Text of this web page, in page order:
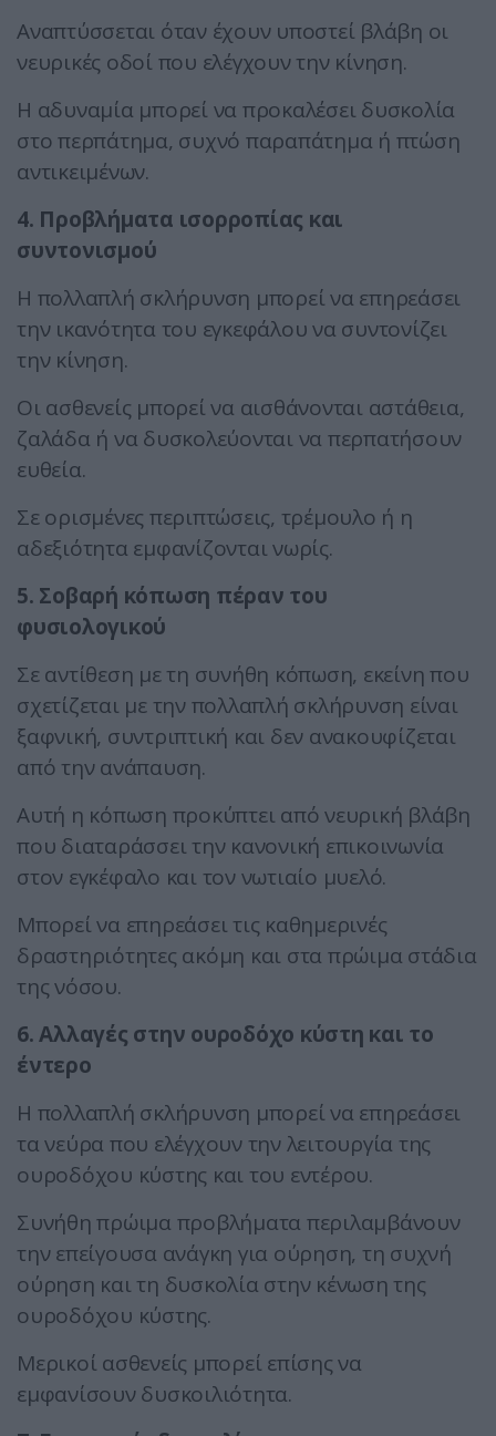
Αναπτύσσεται όταν έχουν υποστεί βλάβη οι
νευρικές οδοί που ελέγχουν την κίνηση.
Η αδυναμία μπορεί να προκαλέσει δυσκολία
στο περπάτημα, συχνό παραπάτημα ή πτώση
αντικειμένων.
4. Προβλήματα ισορροπίας και
συντονισμού
Η πολλαπλή σκλήρυνση μπορεί να επηρεάσει
την ικανότητα του εγκεφάλου να συντονίζει
την κίνηση.
Οι ασθενείς μπορεί να αισθάνονται αστάθεια,
ζαλάδα ή να δυσκολεύονται να περπατήσουν
ευθεία.
Σε ορισμένες περιπτώσεις, τρέμουλο ή η
αδεξιότητα εμφανίζονται νωρίς.
5. Σοβαρή κόπωση πέραν του
φυσιολογικού
Σε αντίθεση με τη συνήθη κόπωση, εκείνη που
σχετίζεται με την πολλαπλή σκλήρυνση είναι
ξαφνική, συντριπτική και δεν ανακουφίζεται
από την ανάπαυση.
Αυτή η κόπωση προκύπτει από νευρική βλάβη
που διαταράσσει την κανονική επικοινωνία
στον εγκέφαλο και τον νωτιαίο μυελό.
Μπορεί να επηρεάσει τις καθημερινές
δραστηριότητες ακόμη και στα πρώιμα στάδια
της νόσου.
6. Αλλαγές στην ουροδόχο κύστη και το
έντερο
Η πολλαπλή σκλήρυνση μπορεί να επηρεάσει
τα νεύρα που ελέγχουν την λειτουργία της
ουροδόχου κύστης και του εντέρου.
Συνήθη πρώιμα προβλήματα περιλαμβάνουν
την επείγουσα ανάγκη για ούρηση, τη συχνή
ούρηση και τη δυσκολία στην κένωση της
ουροδόχου κύστης.
Μερικοί ασθενείς μπορεί επίσης να
εμφανίσουν δυσκοιλιότητα.